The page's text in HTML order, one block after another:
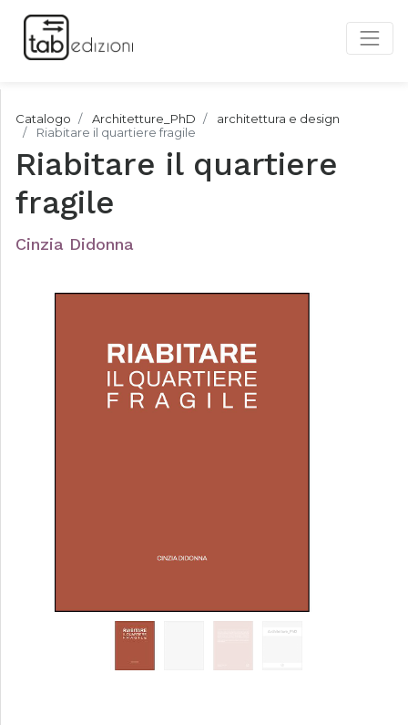
Catalogo Architetture_PhD
architettura e design
Riabitare il quartiere fragile
Riabitare il quartiere
fragile
Cinzia Didonna